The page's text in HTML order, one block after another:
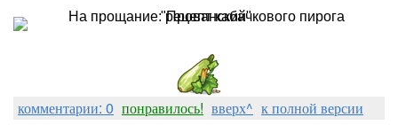
комментарии: 0 понравилось! вверх^ к полной версии